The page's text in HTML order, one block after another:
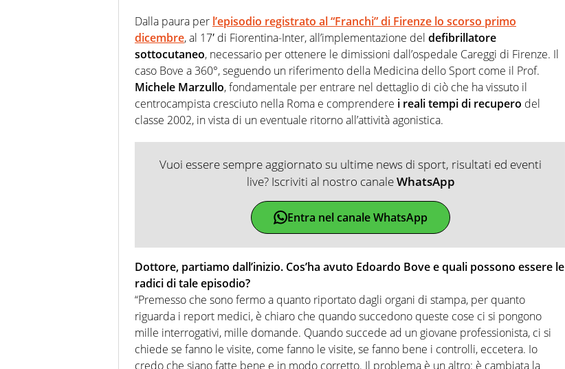
Dalla paura per l’episodio registrato al “Franchi” di Firenze lo scorso primo
dicembre, al 17′ di Fiorentina-Inter, all’implementazione del defibrillatore
sottocutaneo, necessario per ottenere le dimissioni dall’ospedale Careggi di Firenze. Il
caso Bove a 360°, seguendo un riferimento della Medicina dello Sport come il Prof.
Michele Marzullo, fondamentale per entrare nel dettaglio di ciò che ha vissuto il
centrocampista cresciuto nella Roma e comprendere i reali tempi di recupero del
classe 2002, in vista di un eventuale ritorno all’attività agonistica.
Vuoi essere sempre aggiornato su ultime news di sport, risultati ed eventi
live? Iscriviti al nostro canaleWhatsApp
Entra nel canale WhatsApp
Dottore, partiamo dall’inizio. Cos’ha avuto Edoardo Bove e quali possono essere le
radici di tale episodio?
“Premesso che sono fermo a quanto riportato dagli organi di stampa, per quanto
riguarda i report medici, è chiaro che quando succedono queste cose ci si pongono
mille interrogativi, mille domande. Quando succede ad un giovane professionista, ci si
chiede se fanno le visite, come fanno le visite, se fanno bene i controlli, eccetera. Io
credo che siano fatte bene e in modo corretto. Il problema è un altro: è cambiata la